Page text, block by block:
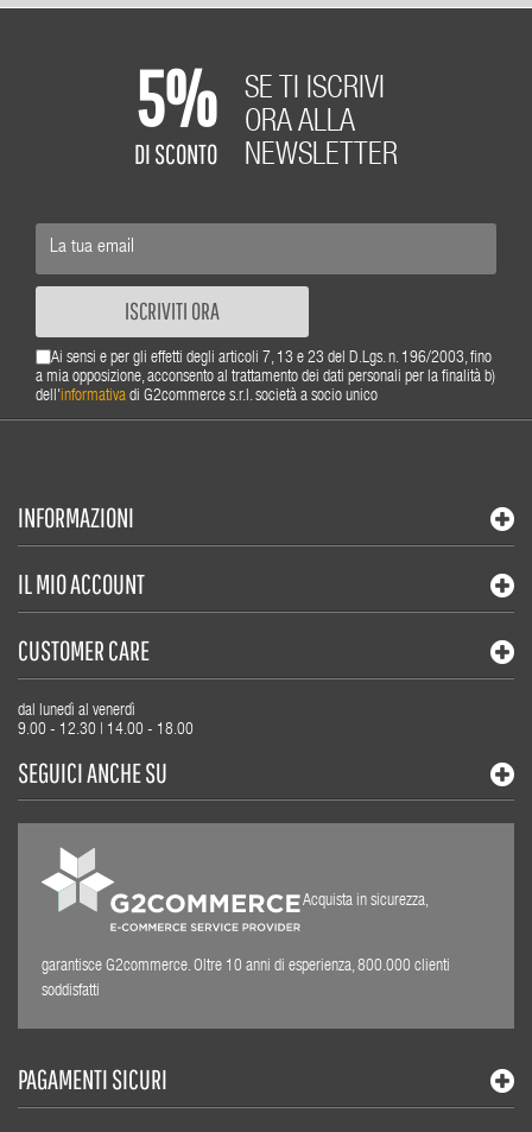
5%
DI SCONTO
SE TI ISCRIVI
ORA ALLA
NEWSLETTER
ISCRIVITI ORA
Ai sensi e per gli effetti degli articoli 7, 13 e 23 del D.Lgs. n. 196/2003, fino
a mia opposizione, acconsento al trattamento dei dati personali per la finalità b)
dell'informativa di G2commerce s.r.l. società a socio unico
INFORMAZIONI
IL MIO ACCOUNT
CUSTOMER CARE
dal lunedì al venerdì
9.00 - 12.30 | 14.00 - 18.00
SEGUICI ANCHE SU
Acquista in sicurezza,
garantisce G2commerce. Oltre 10 anni di esperienza, 800.000 clienti
soddisfatti
PAGAMENTI SICURI